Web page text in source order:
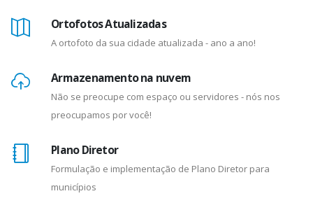
Ortofotos Atualizadas
A ortofoto da sua cidade atualizada - ano a ano!
Armazenamento na nuvem
Não se preocupe com espaço ou servidores - nós nos
preocupamos por você!
Plano Diretor
Formulação e implementação de Plano Diretor para
municípios